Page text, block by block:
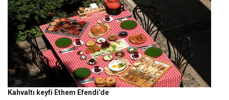
Kahvaltı keyfi Ethem Efendi’de